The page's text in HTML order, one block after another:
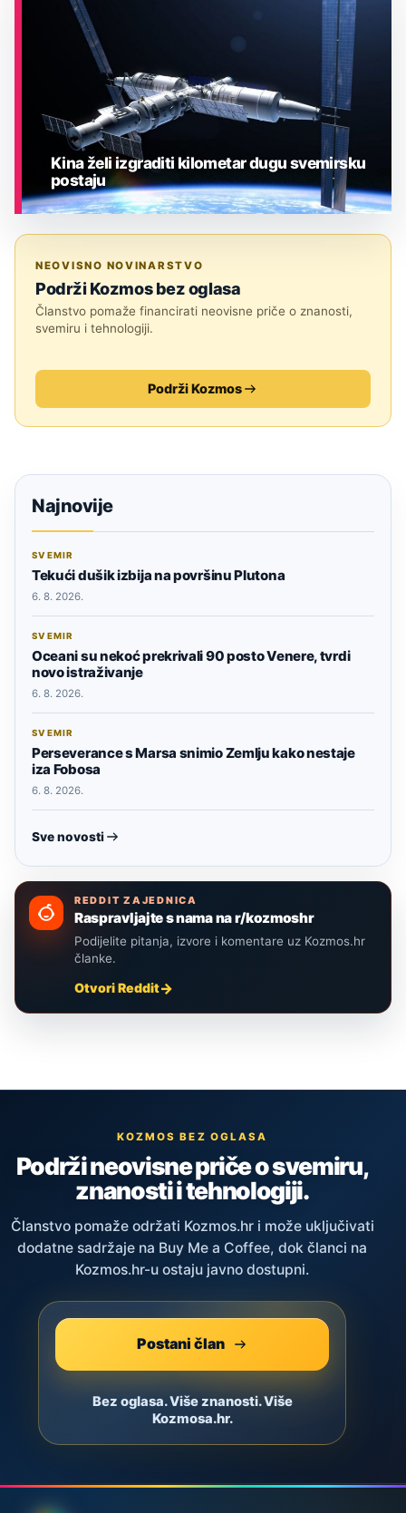
Kina želi izgraditi kilometar dugu svemirsku
postaju
NEOVISNO NOVINARSTVO
Podrži Kozmos bez oglasa
Članstvo pomaže financirati neovisne priče o znanosti,
svemiru i tehnologiji.
Podrži Kozmos
Najnovije
SVEMIR
Tekući dušik izbija na površinu Plutona
6. 8. 2026.
SVEMIR
Oceani su nekoć prekrivali 90 posto Venere, tvrdi
novo istraživanje
6. 8. 2026.
SVEMIR
Perseverance s Marsa snimio Zemlju kako nestaje
iza Fobosa
6. 8. 2026.
Sve novosti
REDDIT ZAJEDNICA
Raspravljajte s nama na r/kozmoshr
Podijelite pitanja, izvore i komentare uz Kozmos.hr
članke.
Otvori Reddit
KOZMOS BEZ OGLASA
Podrži neovisne priče o svemiru,
znanosti i tehnologiji.
Članstvo pomaže održati Kozmos.hr i može uključivati
dodatne sadržaje na Buy Me a Coffee, dok članci na
Kozmos.hr-u ostaju javno dostupni.
Postani član
Bez oglasa. Više znanosti. Više
Kozmosa.hr.